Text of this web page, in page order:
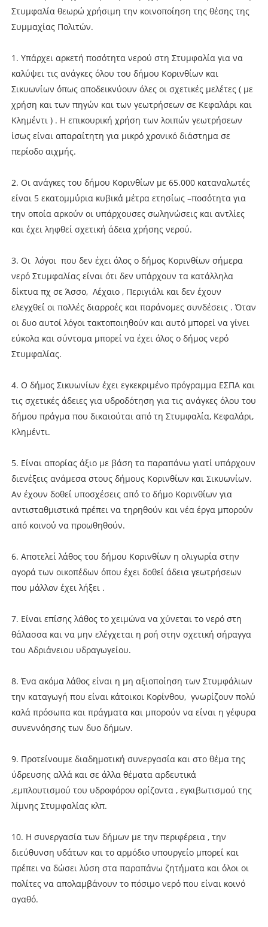
Στυμφαλία θεωρώ χρήσιμη την κοινοποίηση της θέσης της
Συμμαχίας Πολιτών.
1. Υπάρχει αρκετή ποσότητα νερού στη Στυμφαλία για να
καλύψει τις ανάγκες όλου του δήμου Κορινθίων και
Σικυωνίων όπως αποδεικνύουν όλες οι σχετικές μελέτες ( με
χρήση και των πηγών και των γεωτρήσεων σε Κεφαλάρι και
Κλημέντι ) . Η επικουρική χρήση των λοιπών γεωτρήσεων
ίσως είναι απαραίτητη για μικρό χρονικό διάστημα σε
περίοδο αιχμής.
2. Οι ανάγκες του δήμου Κορινθίων με 65.000 καταναλωτές
είναι 5 εκατομμύρια κυβικά μέτρα ετησίως –ποσότητα για
την οποία αρκούν οι υπάρχουσες σωληνώσεις και αντλίες
και έχει ληφθεί σχετική άδεια χρήσης νερού.
3. Οι λόγοι που δεν έχει όλος ο δήμος Κορινθίων σήμερα
νερό Στυμφαλίας είναι ότι δεν υπάρχουν τα κατάλληλα
δίκτυα πχ σε Άσσο, Λέχαιο , Περιγιάλι και δεν έχουν
ελεγχθεί οι πολλές διαρροές και παράνομες συνδέσεις . Όταν
οι δυο αυτοί λόγοι τακτοποιηθούν και αυτό μπορεί να γίνει
εύκολα και σύντομα μπορεί να έχει όλος ο δήμος νερό
Στυμφαλίας.
4. Ο δήμος Σικυωνίων έχει εγκεκριμένο πρόγραμμα ΕΣΠΑ και
τις σχετικές άδειες για υδροδότηση για τις ανάγκες όλου του
δήμου πράγμα που δικαιούται από τη Στυμφαλία, Κεφαλάρι,
Κλημέντι.
5. Είναι απορίας άξιο με βάση τα παραπάνω γιατί υπάρχουν
διενέξεις ανάμεσα στους δήμους Κορινθίων και Σικυωνίων.
Αν έχουν δοθεί υποσχέσεις από το δήμο Κορινθίων για
αντισταθμιστικά πρέπει να τηρηθούν και νέα έργα μπορούν
από κοινού να προωθηθούν.
6. Αποτελεί λάθος του δήμου Κορινθίων η ολιγωρία στην
αγορά των οικοπέδων όπου έχει δοθεί άδεια γεωτρήσεων
που μάλλον έχει λήξει .
7. Είναι επίσης λάθος το χειμώνα να χύνεται το νερό στη
θάλασσα και να μην ελέγχεται η ροή στην σχετική σήραγγα
του Αδριάνειου υδραγωγείου.
8. Ένα ακόμα λάθος είναι η μη αξιοποίηση των Στυμφάλιων
την καταγωγή που είναι κάτοικοι Κορίνθου, γνωρίζουν πολύ
καλά πρόσωπα και πράγματα και μπορούν να είναι η γέφυρα
συνεννόησης των δυο δήμων.
9. Προτείνουμε διαδημοτική συνεργασία και στο θέμα της
ύδρευσης αλλά και σε άλλα θέματα αρδευτικά
,εμπλουτισμού του υδροφόρου ορίζοντα , εγκιβωτισμού της
λίμνης Στυμφαλίας κλπ.
10. Η συνεργασία των δήμων με την περιφέρεια , την
διεύθυνση υδάτων και το αρμόδιο υπουργείο μπορεί και
πρέπει να δώσει λύση στα παραπάνω ζητήματα και όλοι οι
πολίτες να απολαμβάνουν το πόσιμο νερό που είναι κοινό
αγαθό.